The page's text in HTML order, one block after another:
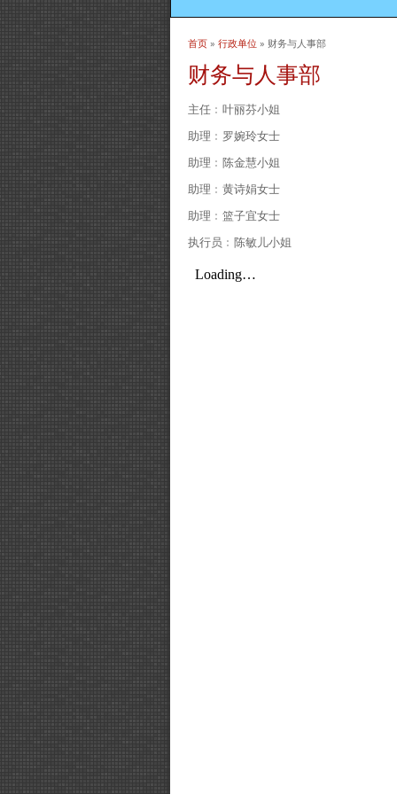
当前位置
首页 » 行政单位 » 财务与人事部
财务与人事部
主任﹕叶丽芬小姐
助理﹕罗婉玲女士
助理﹕陈金慧小姐
助理﹕黄诗娟女士
助理﹕篮子宜女士
执行员﹕陈敏儿小姐